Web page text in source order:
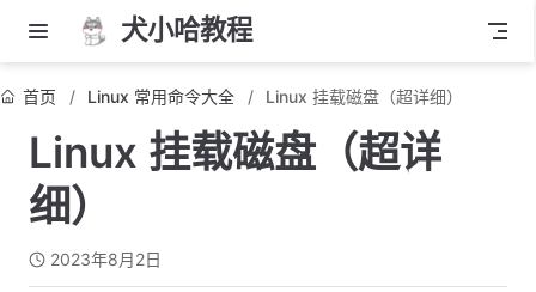
犬小哈教程
首页 Linux 常用命令大全 Linux 挂载磁盘（超详细）
Linux 挂载磁盘（超详
细）
2023年8月2日